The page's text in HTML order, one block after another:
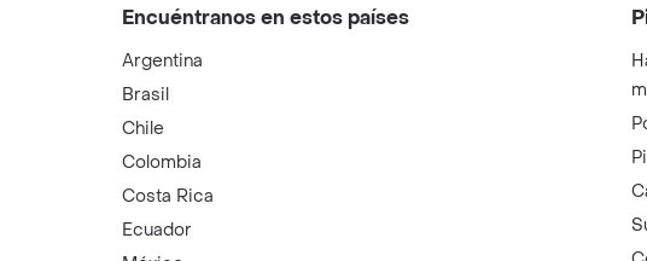
Encuéntranos en estos países
Argentina
Brasil
Chile
Colombia
Costa Rica
Ecuador